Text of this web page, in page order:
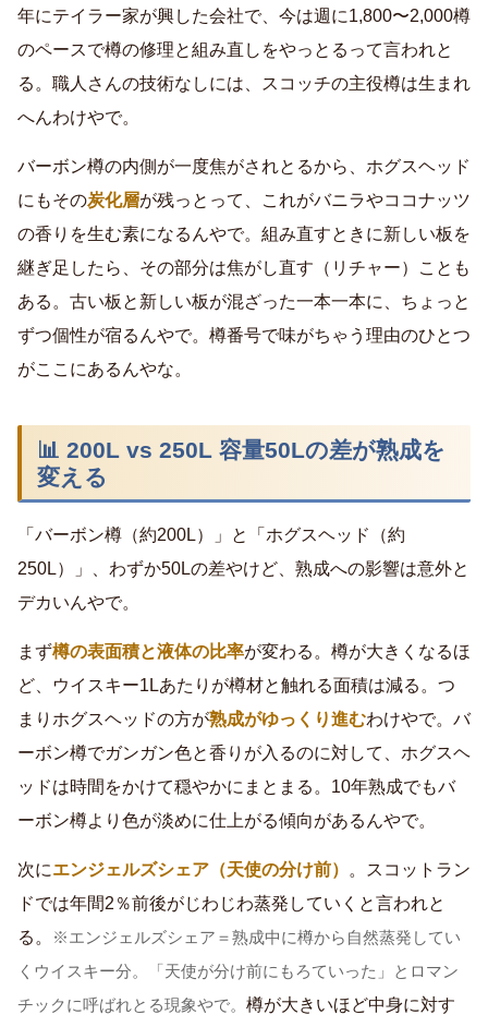
年にテイラー家が興した会社で、今は週に1,800〜2,000樽
のペースで樽の修理と組み直しをやっとるって言われと
る。職人さんの技術なしには、スコッチの主役樽は生まれ
へんわけやで。
バーボン樽の内側が一度焦がされとるから、ホグスヘッド
にもその炭化層が残っとって、これがバニラやココナッツ
の香りを生む素になるんやで。組み直すときに新しい板を
継ぎ足したら、その部分は焦がし直す（リチャー）ことも
ある。古い板と新しい板が混ざった一本一本に、ちょっと
ずつ個性が宿るんやで。樽番号で味がちゃう理由のひとつ
がここにあるんやな。
📊 200L vs 250L 容量50Lの差が熟成を
変える
「バーボン樽（約200L）」と「ホグスヘッド（約
250L）」、わずか50Lの差やけど、熟成への影響は意外と
デカいんやで。
まず樽の表面積と液体の比率が変わる。樽が大きくなるほ
ど、ウイスキー1Lあたりが樽材と触れる面積は減る。つ
まりホグスヘッドの方が熟成がゆっくり進むわけやで。バ
ーボン樽でガンガン色と香りが入るのに対して、ホグスヘ
ッドは時間をかけて穏やかにまとまる。10年熟成でもバ
ーボン樽より色が淡めに仕上がる傾向があるんやで。
次にエンジェルズシェア（天使の分け前）
。スコットラン
ドでは年間2％前後がじわじわ蒸発していくと言われと
る。
※エンジェルズシェア＝熟成中に樽から自然蒸発してい
くウイスキー分。「天使が分け前にもろていった」とロマン
チックに呼ばれとる現象やで。 樽が大きいほど中身に対す